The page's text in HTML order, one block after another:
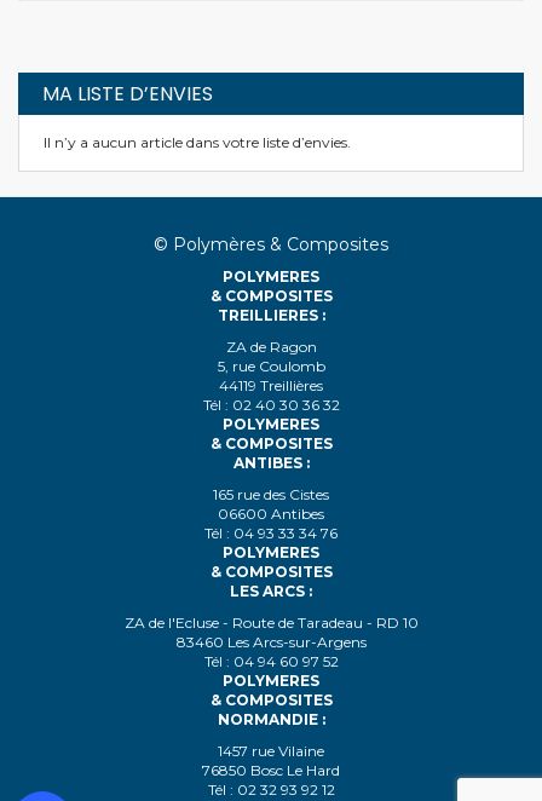
MA LISTE D’ENVIES
Il n’y a aucun article dans votre liste d’envies.
© Polymères & Composites
POLYMERES
& COMPOSITES
TREILLIERES :
ZA de Ragon
5, rue Coulomb
44119 Treillières
Tél : 02 40 30 36 32
POLYMERES
& COMPOSITES
ANTIBES :
165 rue des Cistes
06600 Antibes
Tél : 04 93 33 34 76
POLYMERES
& COMPOSITES
LES ARCS :
ZA de l'Ecluse - Route de Taradeau - RD 10
83460 Les Arcs-sur-Argens
Tél : 04 94 60 97 52
POLYMERES
& COMPOSITES
NORMANDIE :
1457 rue Vilaine
76850 Bosc Le Hard
Tél : 02 32 93 92 12